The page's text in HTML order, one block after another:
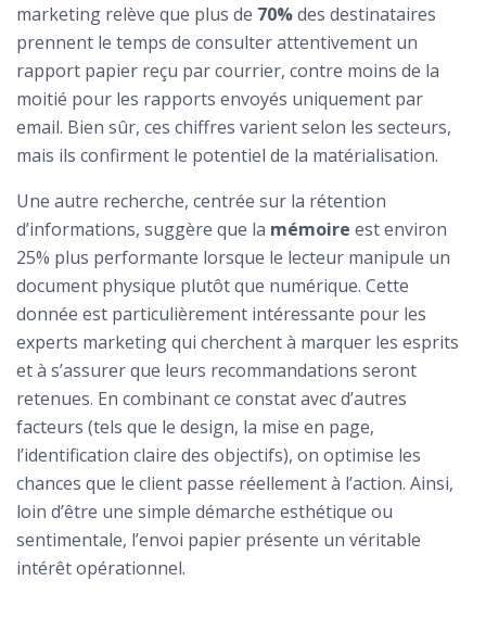
marketing relève que plus de 70%des destinataires
prennent le temps de consulter attentivement un
rapport papier reçu par courrier, contre moins de la
moitié pour les rapports envoyés uniquement par
email. Bien sûr, ces chiffres varient selon les secteurs,
mais ils confirment le potentiel de la matérialisation.
Une autre recherche, centrée sur la rétention
d’informations, suggère que la mémoire est environ
25% plus performante lorsque le lecteur manipule un
document physique plutôt que numérique. Cette
donnée est particulièrement intéressante pour les
experts marketing qui cherchent à marquer les esprits
et à s’assurer que leurs recommandations seront
retenues. En combinant ce constat avec d’autres
facteurs (tels que le design, la mise en page,
l’identification claire des objectifs), on optimise les
chances que le client passe réellement à l’action. Ainsi,
loin d’être une simple démarche esthétique ou
sentimentale, l’envoi papier présente un véritable
intérêt opérationnel.